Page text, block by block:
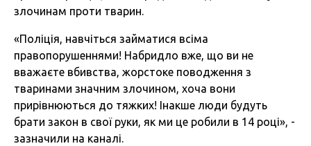
злочинам проти тварин.
«Поліція, навчіться займатися всіма
правопорушеннями! Набридло вже, що ви не
вважаєте вбивства, жорстоке поводження з
тваринами значним злочином, хоча вони
прирівнюються до тяжких! Інакше люди будуть
брати закон в свої руки, як ми це робили в 14 році», -
зазначили на каналі.